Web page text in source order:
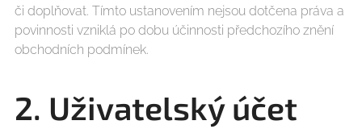
či doplňovat. Tímto ustanovením nejsou dotčena práva a
povinnosti vzniklá po dobu účinnosti předchozího znění
obchodních podmínek.
2. Uživatelský účet